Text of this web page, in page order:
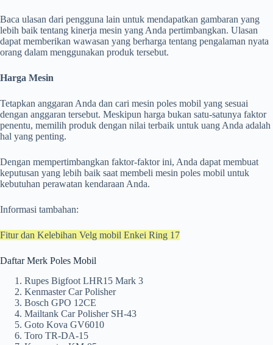
Baca ulasan dari pengguna lain untuk mendapatkan gambaran yang
lebih baik tentang kinerja mesin yang Anda pertimbangkan. Ulasan
dapat memberikan wawasan yang berharga tentang pengalaman nyata
orang dalam menggunakan produk tersebut.
Harga Mesin
Tetapkan anggaran Anda dan cari mesin poles mobil yang sesuai
dengan anggaran tersebut. Meskipun harga bukan satu-satunya faktor
penentu, memilih produk dengan nilai terbaik untuk uang Anda adalah
hal yang penting.
Dengan mempertimbangkan faktor-faktor ini, Anda dapat membuat
keputusan yang lebih baik saat membeli mesin poles mobil untuk
kebutuhan perawatan kendaraan Anda.
Informasi tambahan:
Fitur dan Kelebihan Velg mobil Enkei Ring 17
Daftar Merk Poles Mobil
Rupes Bigfoot LHR15 Mark 3
Kenmaster Car Polisher
Bosch GPO 12CE
Mailtank Car Polisher SH-43
Goto Kova GV6010
Toro TR-DA-15